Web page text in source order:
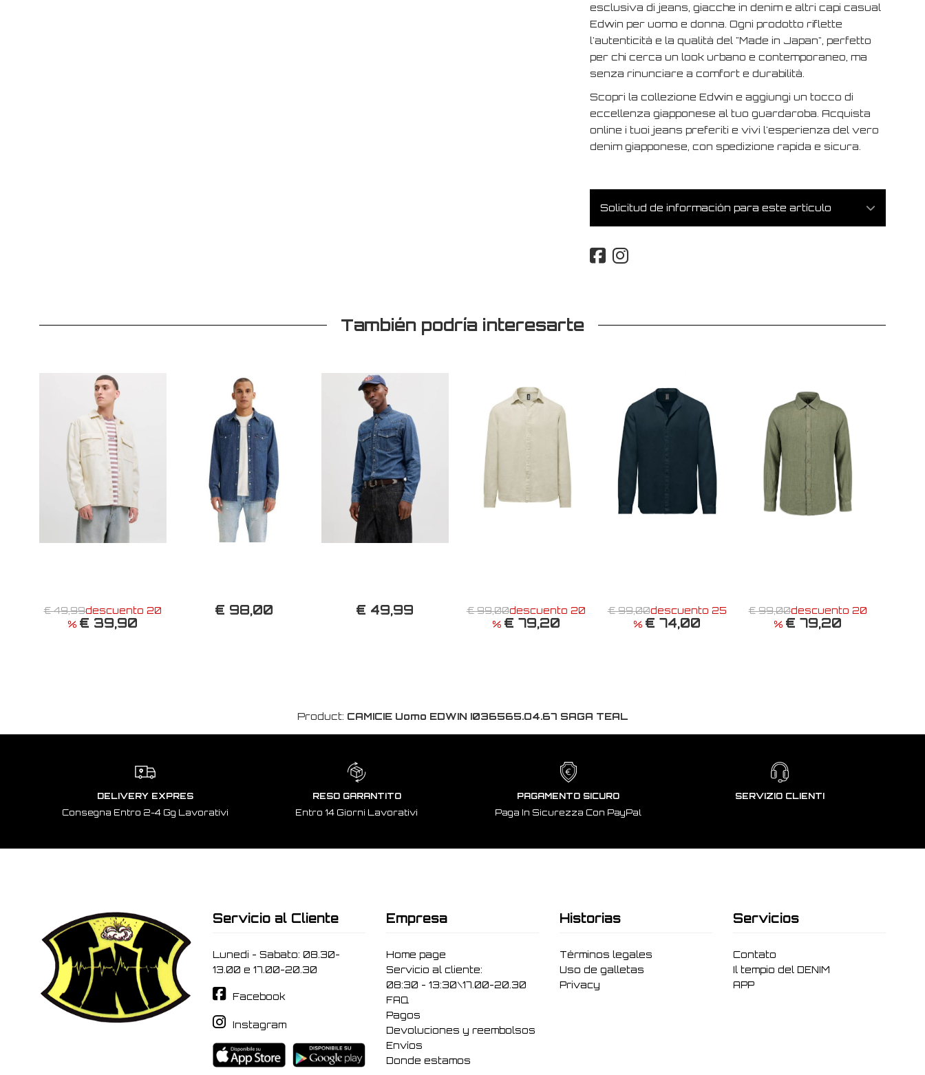
esclusiva di jeans, giacche in denim e altri capi casual
Edwin per uomo e donna. Ogni prodotto riflette
l'autenticità e la qualità del "Made in Japan", perfetto
per chi cerca un look urbano e contemporaneo, ma
senza rinunciare a comfort e durabilità.
Scopri la collezione Edwin e aggiungi un tocco di
eccellenza giapponese al tuo guardaroba. Acquista
online i tuoi jeans preferiti e vivi l'esperienza del vero
denim giapponese, con spedizione rapida e sicura.
Solicitud de información para este artículo
También podría interesarte
€ 49,99descuento 20
% € 39,90
€ 98,00 € 49,99 € 99,00descuento 20
% € 79,20
€ 99,00descuento 25
% € 74,00
€ 99,00descuento 20
% € 79,20
Product: CAMICIE Uomo EDWIN I036565.O4.67 SAGA TEAL
DELIVERY EXPRES
Consegna Entro 2-4 Gg Lavorativi
RESO GARANTITO
Entro 14 Giorni Lavorativi
PAGAMENTO SICURO
Paga In Sicurezza Con PayPal
SERVIZIO CLIENTI
Servicio al Cliente
Lunedi - Sabato: 08.30-
13.00 e 17.00-20.30
Facebook
Instagram
Empresa
Home page
Servicio al cliente:
08:30 - 13:30\17.00-20.30
FAQ
Pagos
Devoluciones y reembolsos
Envíos
Donde estamos
Historias
Términos legales
Uso de galletas
Privacy
Servicios
Contato
Il tempio del DENIM
APP